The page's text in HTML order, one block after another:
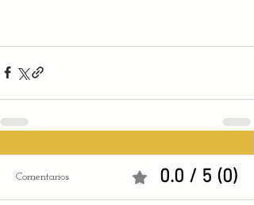
Comentarios 0.0 / 5 (0)